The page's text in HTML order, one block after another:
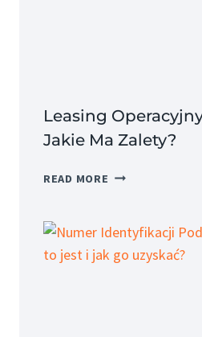
Leasing
Jakie Ma Zalety?
READ MORE LEASING
CO
JEST